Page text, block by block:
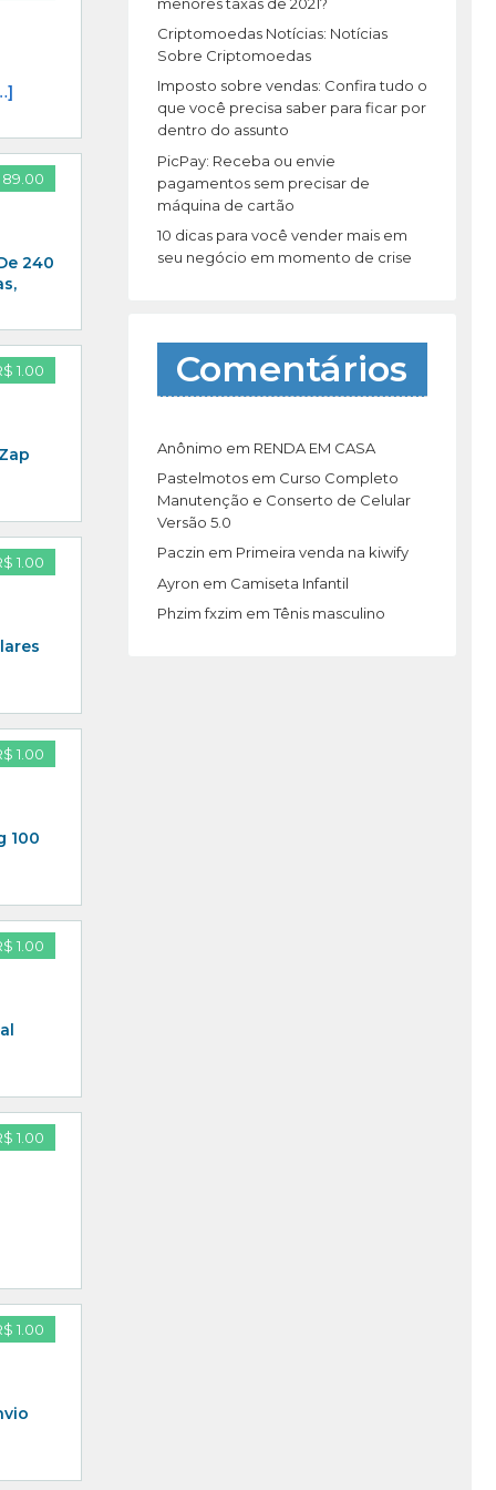
89.00
240
1.00
1.00
1.00
100
1.00
1.00
1.00
:
Criptomoedas Notícias: Notícias
Sobre Criptomoedas
Imposto sobre vendas: Confira tudo o
que você precisa saber para ficar por
dentro do assunto
PicPay: Receba ou envie
pagamentos sem precisar de
máquina de cartão
10 dicas para você vender mais em
seu negócio em momento de crise
Comentários
Anônimo em RENDA EM CASA
Pastelmotosem Curso Completo
Manutenção e Conserto de Celular
Versão 5.0
Paczin em Primeira venda na kiwify
Ayron em Camiseta Infantil
Phzim fxzim emTênis masculino